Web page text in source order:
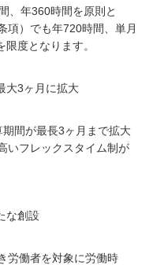
、年360時間を原則と
項）でも年720時間、単月
度となります。
大3ヶ月に拡大
間が最長3ヶ月まで拡大
いフレックスタイム制が
な創設
労働者を対象に労働時